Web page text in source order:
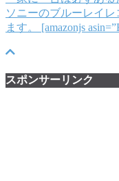
ソニーのブルーレイ
ます。 [amazonjs
スポンサーリンク